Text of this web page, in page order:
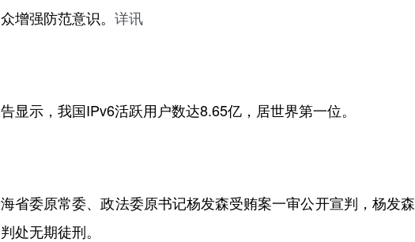
增强防范意识。 详讯
显示，我国IPv6活跃用户数达8.65亿，居世界第一位。
省委原常委、政法委原书记杨发森受贿案一审公开宣判，杨发森
处无期徒刑。